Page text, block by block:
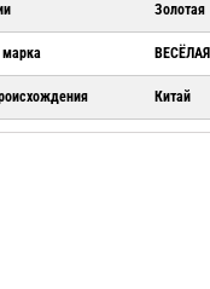
Золотая
марка
Китай